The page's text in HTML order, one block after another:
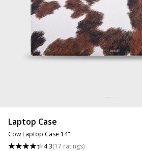
Laptop Case
Cow Laptop Case 14"
4.3(17 ratings)